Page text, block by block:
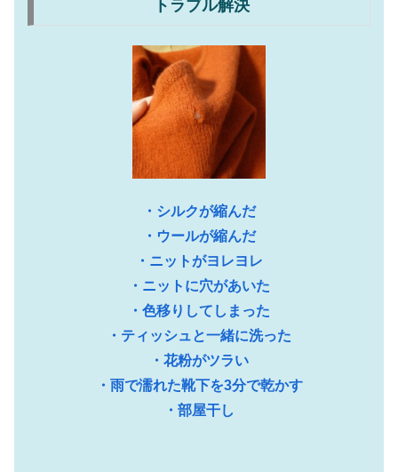
トラブル解決
・シルクが縮んだ
・ウールが縮んだ
・ニットがヨレヨレ
・ニットに穴があいた
・色移りしてしまった
・ティッシュと一緒に洗った
・花粉がツラい
・雨で濡れた靴下を3分で乾かす
・部屋干し